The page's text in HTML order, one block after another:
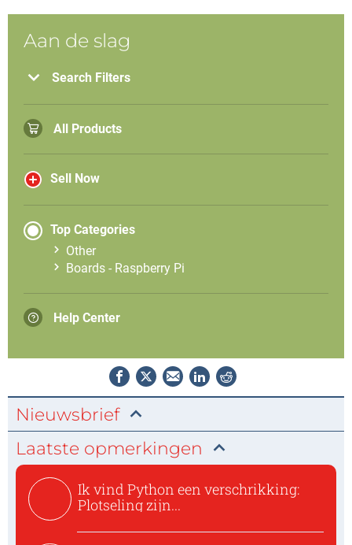
Aan de slag
Search Filters
All Products
Sell Now
Top Categories
Other
Boards - Raspberry Pi
Help Center
Nieuwsbrief
Laatste opmerkingen
Ik vind Python een verschrikking:
Plotseling zijn...